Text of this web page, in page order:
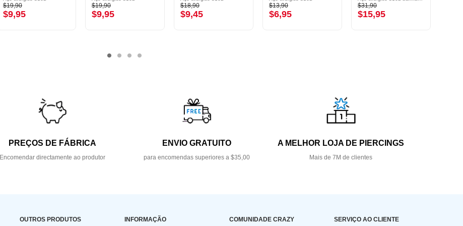
$19,90
$9,95
$19,90
$9,95
$18,90
$9,45
$13,90
$6,95
$31,90
$15,95
PREÇOS DE FÁBRICA
Encomendar directamente ao produtor
ENVIO GRATUITO
para encomendas superiores a $35,00
A MELHOR LOJA DE PIERCINGS
Mais de 7M de clientes
OUTROS PRODUTOS INFORMAÇÃO COMUNIDADE CRAZY SERVIÇO AO CLIENTE